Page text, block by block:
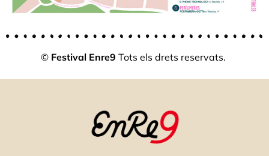
© Festival Enre9 Tots els drets reservats.